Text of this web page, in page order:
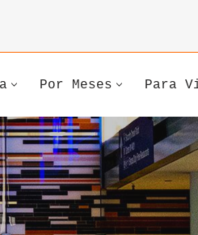
Por Meses Para